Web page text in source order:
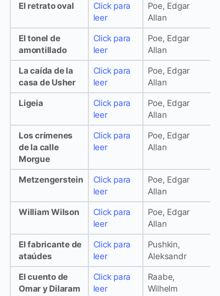
El retrato oval
Click para
leer
Poe, Edgar
Allan
El tonel de
amontillado
Click para
leer
Poe, Edgar
Allan
La caída de la
casa de Usher
Click para
leer
Poe, Edgar
Allan
Ligeia
Click para
leer
Poe, Edgar
Allan
Los crímenes
de la calle
Morgue
Click para
leer
Poe, Edgar
Allan
Metzengerstein
Click para
leer
Poe, Edgar
Allan
William Wilson
Click para
leer
Poe, Edgar
Allan
El fabricante de
ataúdes
Click para
leer
Pushkin,
Aleksandr
El cuento de
Omar y Dilaram
Click para
leer
Raabe,
Wilhelm